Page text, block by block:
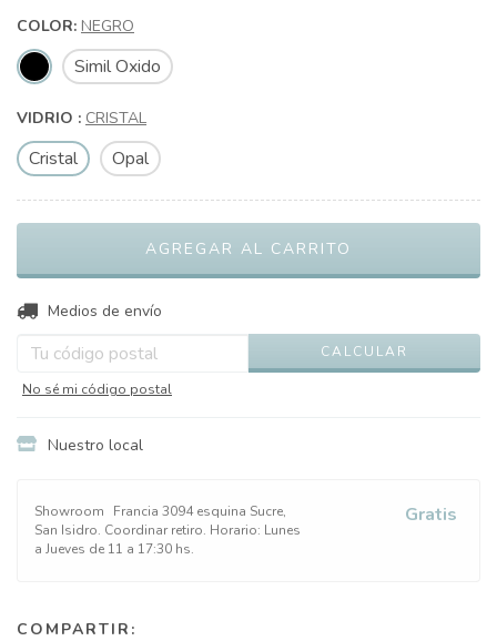
COLOR: NEGRO
Simil Oxido
VIDRIO : CRISTAL
Cristal Opal
Entregas para el CP:
Medios de envío
CALCULAR
No sé mi código postal
Nuestro local
Showroom
Francia 3094 esquina Sucre,
San Isidro. Coordinar retiro. Horario: Lunes
a Jueves de 11 a 17:30 hs.
Gratis
COMPARTIR: